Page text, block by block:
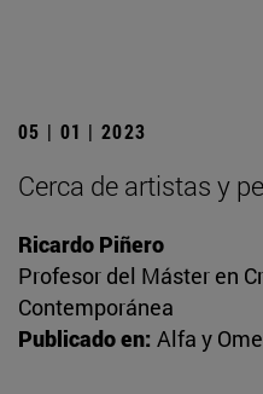
05 | 01 | 2023
Cerca de artistas y
Ricardo Piñero
Profesor del Máster en
Contemporánea
Publicado en: Alfa y